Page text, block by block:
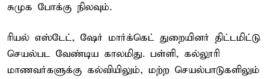
சுமுக போக்கு நிலவும்.
ரியல் எஸ்டேட், ஷேர் மார்க்கெட் துறையினர் திட்டமிட்டு
செயல்பட வேண்டிய காலமிது. பள்ளி, கல்லூரி
மாணவர்களுக்கு கல்வியிலும், மற்ற செயல்பாடுகளிலும்